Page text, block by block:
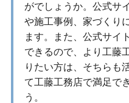
がでしょうか。公式サ
や施工事例、家づくり
ます。また、公式サイ
できるので、より工藤
りたい方は、そちらも
て工藤工務店で満足で
う。